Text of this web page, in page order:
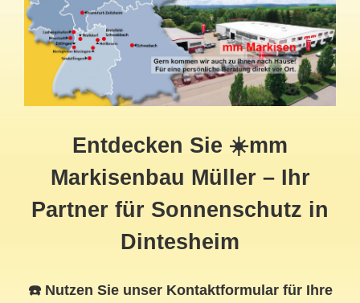
Entdecken Sie ☀️mm
Markisenbau Müller – Ihr
Partner für Sonnenschutz in
Dintesheim
☎️ Nutzen Sie unser Kontaktformular für Ihre